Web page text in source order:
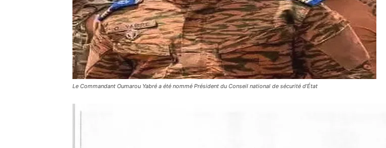
Le Commandant Oumarou Yabré a été nommé Président du Conseil national de sécurité d’État